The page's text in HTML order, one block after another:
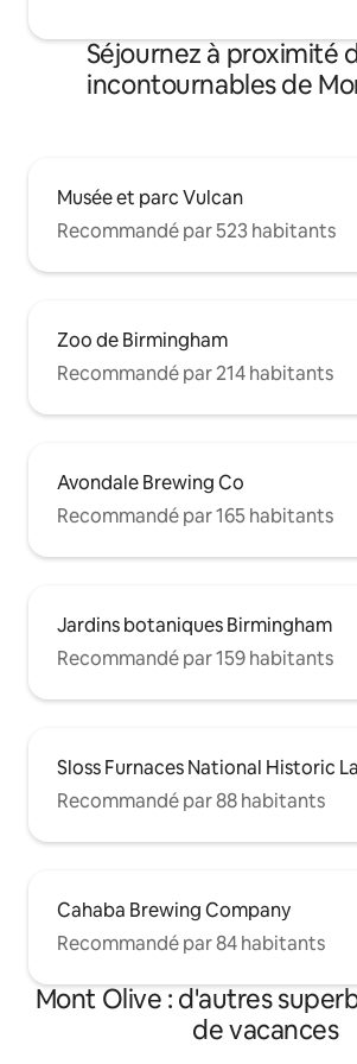
Séjournez à proximité
incontournables de
Musée et parc Vulcan
Recommandé par 523 habitants
Zoo de Birmingham
Recommandé par 214 habitants
Avondale Brewing Co
Recommandé par 165 habitants
Jardins botaniques Birmingham
Recommandé par 159 habitants
Sloss Furnaces National Historic
Recommandé par 88 habitants
Cahaba Brewing Company
Recommandé par 84 habitants
Mont Olive : d'autres
de vacances